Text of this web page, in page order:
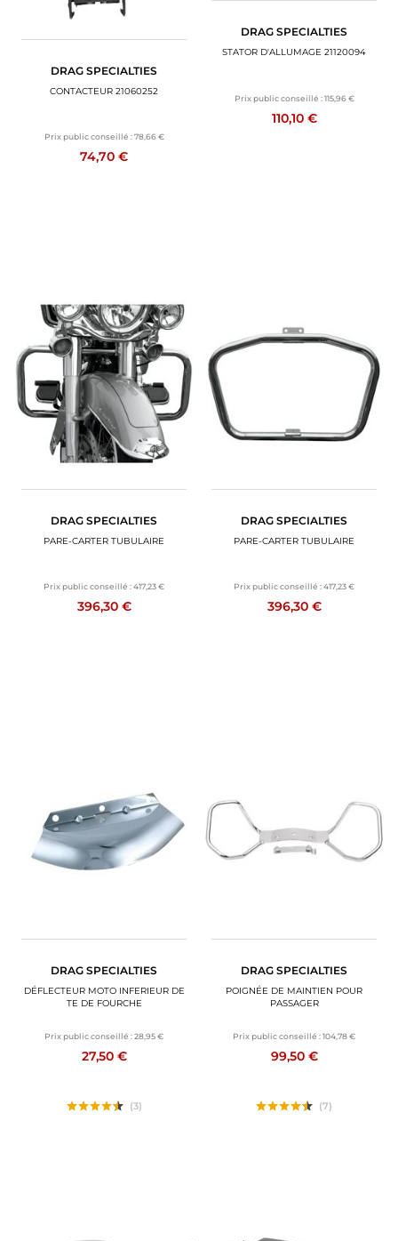
DRAG SPECIALTIES
CONTACTEUR 21060252
Prix public conseillé : 78,66 €
74,70 €
DRAG SPECIALTIES
STATOR D'ALLUMAGE 21120094
Prix public conseillé : 115,96 €
110,10 €
DRAG SPECIALTIES
PARE-CARTER TUBULAIRE
Prix public conseillé :417,23 €
396,30 €
DRAG SPECIALTIES
PARE-CARTER TUBULAIRE
Prix public conseillé :417,23 €
396,30 €
DRAG SPECIALTIES
DÉFLECTEUR MOTO INFERIEUR DE
TE DE FOURCHE
Prix public conseillé :28,95 €
27,50 €
(3)
DRAG SPECIALTIES
POIGNÉE DE MAINTIEN POUR
PASSAGER
Prix public conseillé :104,78 €
99,50 €
(7)